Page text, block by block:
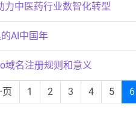
力中医药行业数智化转型
AI中国年
域名注册规则和意义
1 2 3 4 5 6